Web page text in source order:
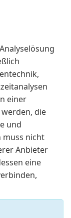
einer
die
und
muss nicht
Anbieter
eine